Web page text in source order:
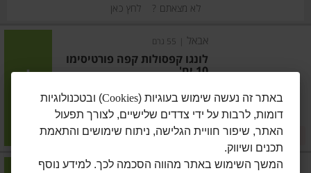
לא מצאתם ? לחץ כאן
אבאל 55 גרם
לונגו קפסולות קפה פורטיסימו
10 יח'
מחיר מחירון ₪13.90
₪25.27 ל-100 גרם 2 ב-₪25
הוסיפו
ארומה | 10 יח'
באתר זה נעשה שימוש בעוגיות (Cookies) ובטכנולוגיות
דומות, לרבות על ידי צדדים שלישיים, לצורך תפעול
האתר, שיפור חוויית הגלישה, ניתוח שימושים והתאמת
תכנים ושיווק.
המשך השימוש באתר מהווה הסכמה לכך. למידע נוסף